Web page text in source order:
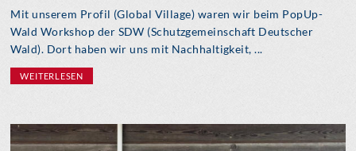
Mit unserem Profil (Global Village) waren wir beim PopUp-
Wald Workshop der SDW (Schutzgemeinschaft Deutscher
Wald). Dort haben wir uns mit Nachhaltigkeit, ...
WEITERLESEN